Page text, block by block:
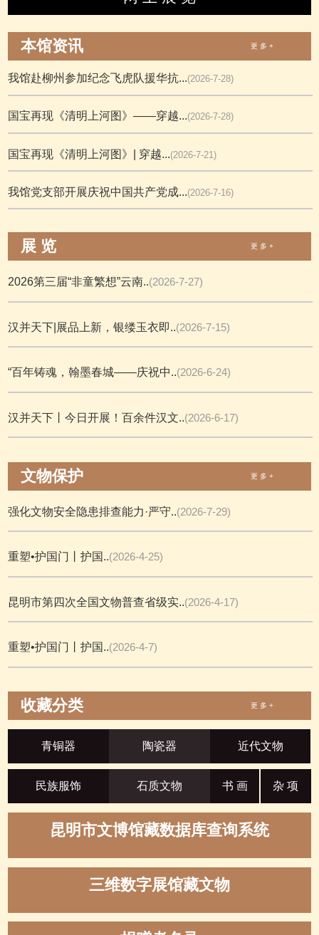
本馆资讯 更 多 +
我馆赴柳州参加纪念飞虎队援华抗...(2026-7-28)
国宝再现《清明上河图》——穿越...(2026-7-28)
国宝再现《清明上河图》| 穿越...(2026-7-21)
我馆党支部开展庆祝中国共产党成...(2026-7-16)
展 览 更 多 +
2026第三届“非童繁想”云南..(2026-7-27)
汉并天下|展品上新，银缕玉衣即..(2026-7-15)
“百年铸魂，翰墨春城——庆祝中..(2026-6-24)
汉并天下丨今日开展！百余件汉文..(2026-6-17)
文物保护 更 多 +
强化文物安全隐患排查能力·严守..(2026-7-29)
重塑•护国门丨护国..(2026-4-25)
昆明市第四次全国文物普查省级实..(2026-4-17)
重塑•护国门丨护国..(2026-4-7)
收藏分类 更 多 +
青铜器 陶瓷器 近代文物
民族服饰 石质文物 书 画 杂 项
昆明市文博馆藏数据库查询系统
三维数字展馆藏文物